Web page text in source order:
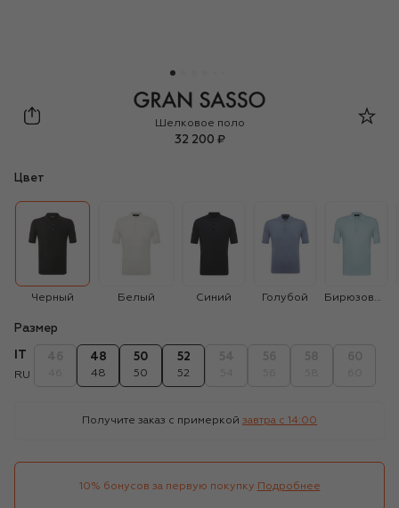
Gran Sasso
Шелковое поло
32 200 ₽
Цвет
Черный Белый Синий Голубой Бирюзовый
Размер
RU
48
48
50
50
52
52
Получите заказ с примеркой завтра c 14:00
10% бонусов за первую покупку Подробнее